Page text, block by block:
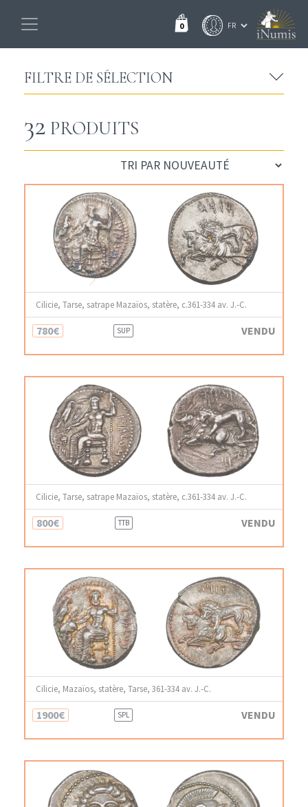
0
FILTRE DE SÉLECTION
32 PRODUITS
Cilicie, Tarse, satrape Mazaïos, statère, c.361-334 av. J.-C.
780€ SUP VENDU
Cilicie, Tarse, satrape Mazaïos, statère, c.361-334 av. J.-C.
800€ TTB VENDU
Cilicie, Mazaïos, statère, Tarse, 361-334 av. J.-C.
1900€ SPL VENDU